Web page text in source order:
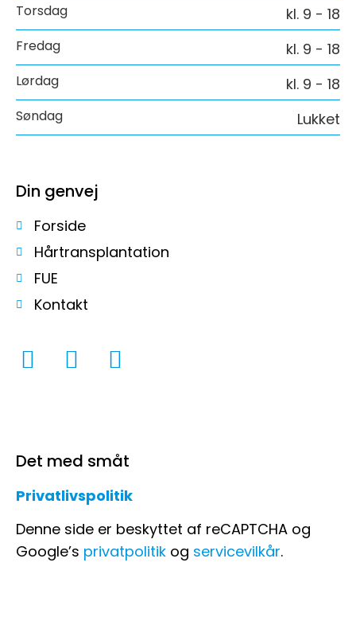
Torsdag kl. 9 - 18
Fredag kl. 9 - 18
Lørdag kl. 9 - 18
Søndag Lukket
Din genvej
Forside
Hårtransplantation
FUE
Kontakt
Det med småt
Privatlivspolitik
Denne side er beskyttet af reCAPTCHA og
Google’s privatpolitik og servicevilkår.